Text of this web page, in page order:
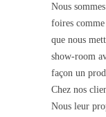
Nous
foires
que nous
show-room
façon un
Chez nos
Nous leur